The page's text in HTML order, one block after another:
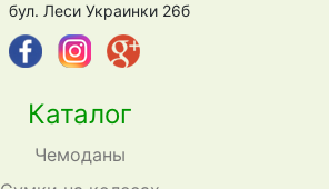
Каталог
Чемоданы
бул. Леси Украинки 26б